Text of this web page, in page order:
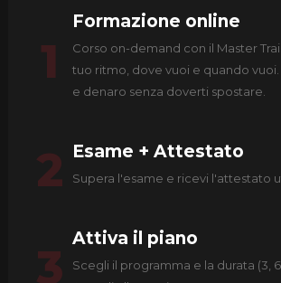
1
Formazione online
Corso on-demand con il Master
tuo ritmo, dove vuoi e quando
e denaro senza doverti spostare.
2 Esame + Attestato
Supera l'esame e ricevi l'attestato
3
Attiva il piano
Scegli il programma e la durata (3, 6